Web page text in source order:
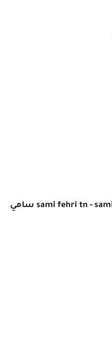
sami fehri tn - samifehri.tn | Fallujah S01 Ep 9 سامي